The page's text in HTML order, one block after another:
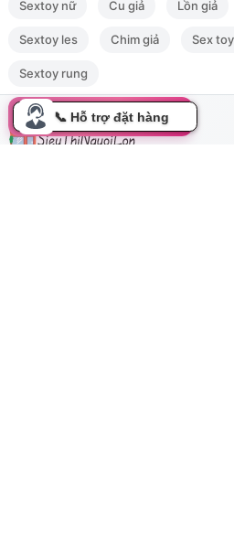
Sextoy nữ Cu giả Lồn giả
Sextoy les Chim giả Sex
Sextoy rung